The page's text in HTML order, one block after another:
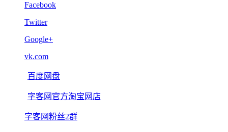
Facebook
Twitter
Google+
vk.com
百度网盘
字客网官方淘宝网店
字客网粉丝2群